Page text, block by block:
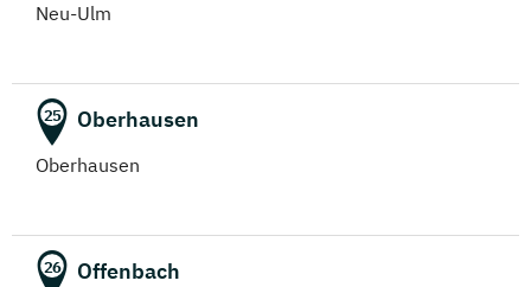
Neu-Ulm
25 Oberhausen
Oberhausen
26 Offenbach